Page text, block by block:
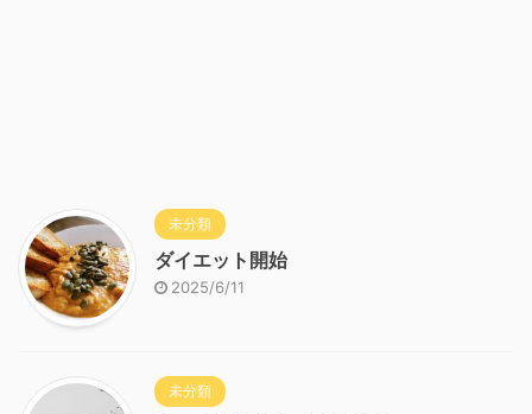
未分類
ダイエット開始
2025/6/11
未分類